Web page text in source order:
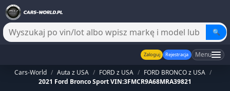
🔍
Zaloguj Rejestracja Menu
Cars-World / Auta z USA / FORD z USA / FORD BRONCO z USA /
2021 Ford Bronco Sport VIN:3FMCR9A68MRA39821